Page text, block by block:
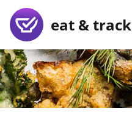
eat & track